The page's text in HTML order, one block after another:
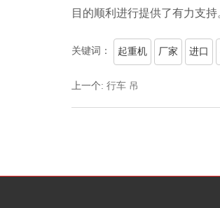
目的顺利进行提供了有力支
关键词： 起重机 厂家 进口
上一个: 行车 吊